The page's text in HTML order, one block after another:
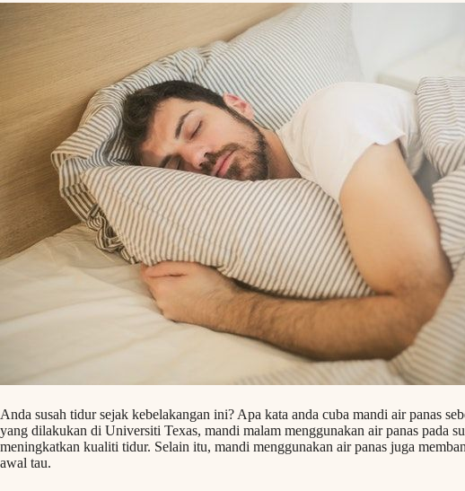
Anda susah tidur sejak kebelakangan ini? Apa kata anda cuba mandi air panas
yang dilakukan di Universiti Texas, mandi malam menggunakan air panas pada
meningkatkan kualiti tidur. Selain itu, mandi menggunakan air panas juga
awal tau.